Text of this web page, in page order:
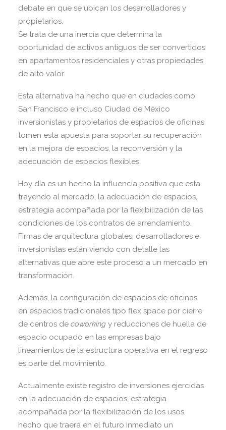
debate en que se ubican los desarrolladores y
propietarios.
Se trata de una inercia que determina la
oportunidad de activos antiguos de ser convertidos
en apartamentos residenciales y otras propiedades
de alto valor.
Esta alternativa ha hecho que en ciudades como
San Francisco e incluso Ciudad de México
inversionistas y propietarios de espacios de oficinas
tomen esta apuesta para soportar su recuperación
en la mejora de espacios, la reconversión y la
adecuación de espacios flexibles.
Hoy día es un hecho la influencia positiva que esta
trayendo al mercado, la adecuación de espacios,
estrategia acompañada por la flexibilización de las
condiciones de los contratos de arrendamiento.
Firmas de arquitectura globales, desarrolladores e
inversionistas están viendo con detalle las
alternativas que abre este proceso a un mercado en
transformación.
Además, la configuración de espacios de oficinas
en espacios tradicionales tipo flex space por cierre
de centros de coworking y reducciones de huella de
espacio ocupado en las empresas bajo
lineamientos de la estructura operativa en el regreso
es parte del movimiento.
Actualmente existe registro de inversiones ejercidas
en la adecuación de espacios, estrategia
acompañada por la flexibilización de los usos,
hecho que traerá en el futuro inmediato un